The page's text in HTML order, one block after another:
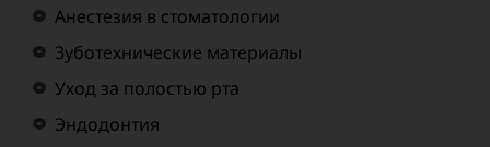
Анестезия в стоматологии
Зуботехнические материалы
Уход за полостью рта
Эндодонтия